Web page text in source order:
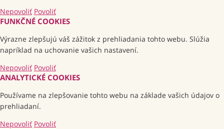
Nepovoliť Povoliť
FUNKČNÉ COOKIES
Výrazne zlepšujú váš zážitok z prehliadania tohto webu. Slúžia
napríklad na uchovanie vašich nastavení.
Nepovoliť Povoliť
ANALYTICKÉ COOKIES
Používame na zlepšovanie tohto webu na základe vašich údajov o
prehliadaní.
Nepovoliť Povoliť